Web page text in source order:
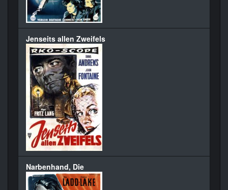
Jenseits allen Zweifels
Narbenhand, Die